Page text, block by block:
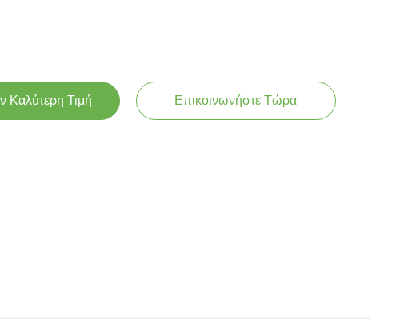
Καλύτερη Τιμή Επικοινωνήστε Τώρα